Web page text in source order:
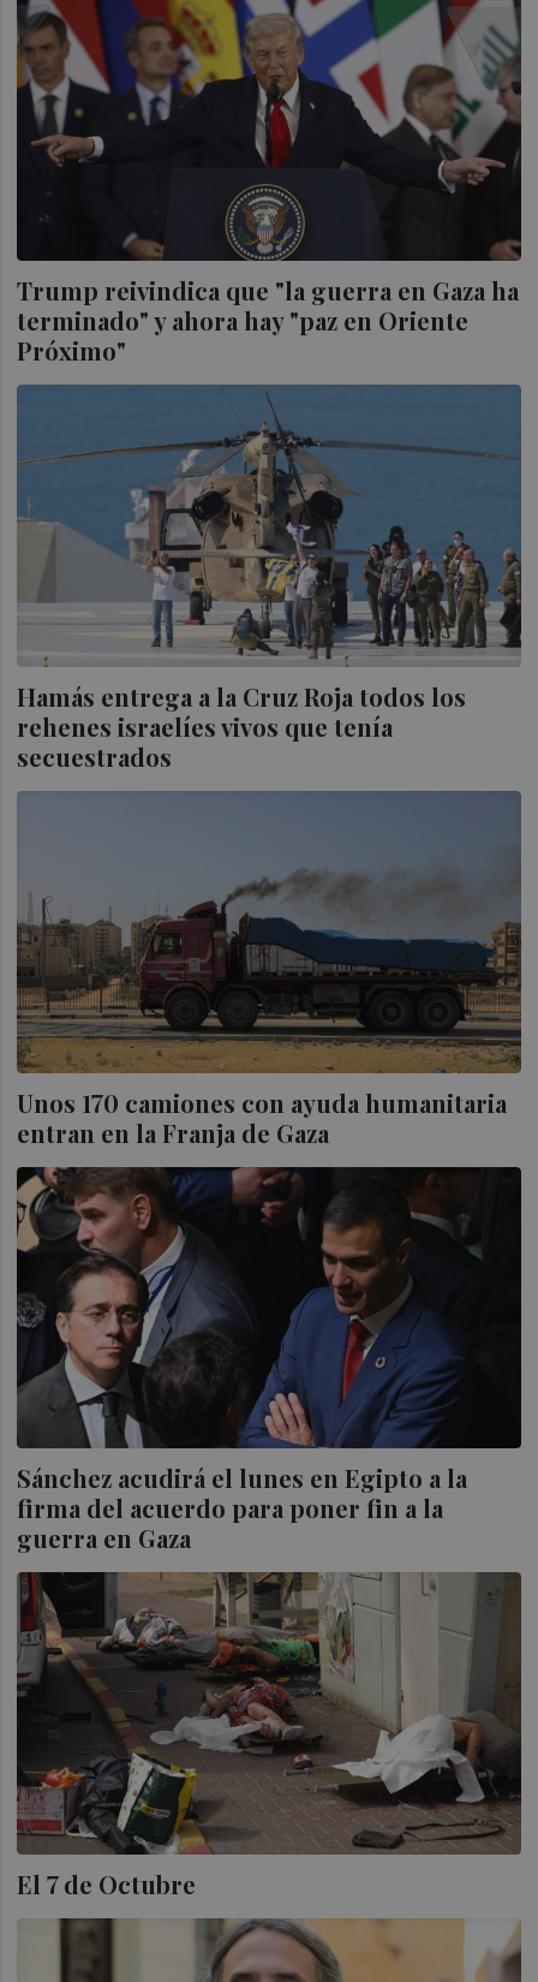
Trump reivindica que "la guerra en Gaza ha
terminado" y ahora hay "paz en Oriente
Próximo"
Hamás entrega a la Cruz Roja todos los
rehenes israelíes vivos que tenía
secuestrados
Unos 170 camiones con ayuda humanitaria
entran en la Franja de Gaza
Sánchez acudirá el lunes en Egipto a la
firma del acuerdo para poner fin a la
guerra en Gaza
El 7 de Octubre